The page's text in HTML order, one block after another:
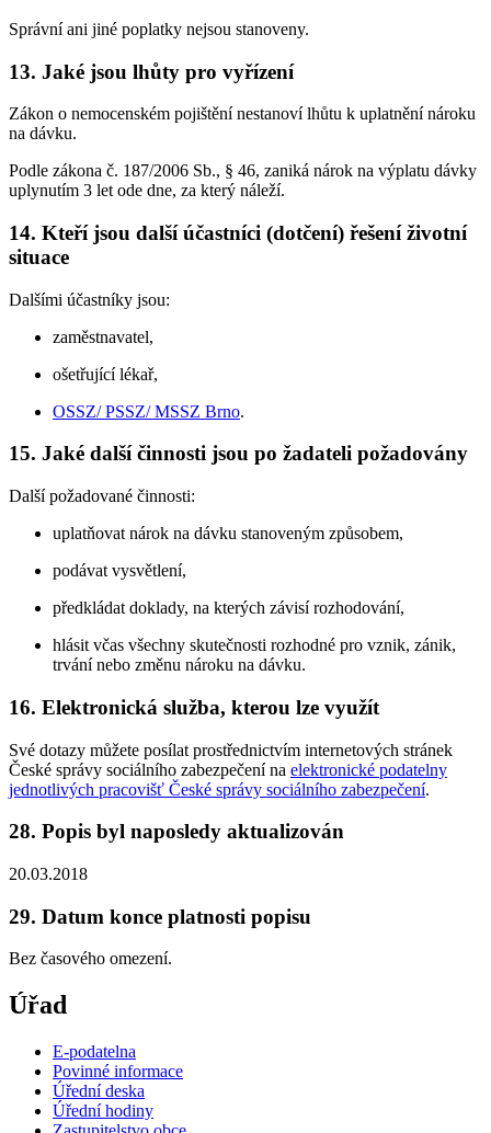
Správní ani jiné poplatky nejsou stanoveny.
13. Jaké jsou lhůty pro vyřízení
Zákon o nemocenském pojištění nestanoví lhůtu k uplatnění nároku
na dávku.
Podle zákona č. 187/2006 Sb., § 46, zaniká nárok na výplatu dávky
uplynutím 3 let ode dne, za který náleží.
14. Kteří jsou další účastníci (dotčení) řešení životní
situace
Dalšími účastníky jsou:
zaměstnavatel,
ošetřující lékař,
OSSZ/ PSSZ/ MSSZ Brno.
15. Jaké další činnosti jsou po žadateli požadovány
Další požadované činnosti:
uplatňovat nárok na dávku stanoveným způsobem,
podávat vysvětlení,
předkládat doklady, na kterých závisí rozhodování,
hlásit včas všechny skutečnosti rozhodné pro vznik, zánik,
trvání nebo změnu nároku na dávku.
16. Elektronická služba, kterou lze využít
Své dotazy můžete posílat prostřednictvím internetových stránek
České správy sociálního zabezpečení na elektronické podatelny
jednotlivých pracovišť České správy sociálního zabezpečení.
28. Popis byl naposledy aktualizován
20.03.2018
29. Datum konce platnosti popisu
Bez časového omezení.
Úřad
E-podatelna
Povinné informace
Úřední deska
Úřední hodiny